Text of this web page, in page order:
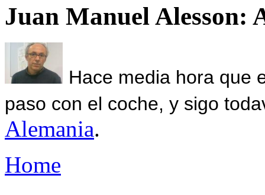
Juan Manuel Alesson:
Hace media hora que
paso con el coche, y sigo
Alemania.
Home